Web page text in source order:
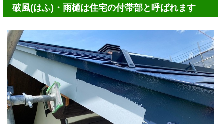
破風(はふ)・雨樋は住宅の付帯部と呼ばれます